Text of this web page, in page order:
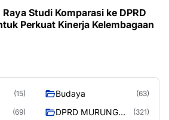
Studi Komparasi ke DPRD
Perkuat Kinerja Kelembagaan
(15) Budaya (63)
(69)
DPRD MURUNG
(321)